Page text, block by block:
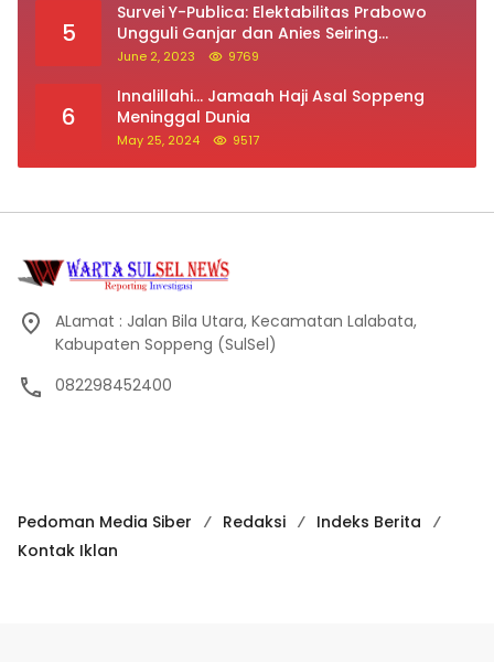
5
Survei Y-Publica: Elektabilitas Prabowo
Ungguli Ganjar dan Anies Seiring
Kepuasan Terhadap Jokowi Naik
June 2, 2023 9769
6
Innalillahi… Jamaah Haji Asal Soppeng
Meninggal Dunia
May 25, 2024 9517
ALamat : Jalan Bila Utara, Kecamatan Lalabata,
Kabupaten Soppeng (SulSel)
082298452400
Pedoman Media Siber Redaksi
Indeks Berita
Kontak Iklan